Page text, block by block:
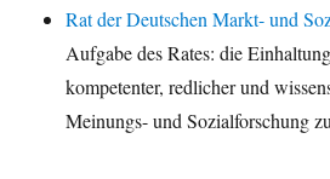
Rat der Deutschen Markt- und
Aufgabe des Rates: die
kompetenter, redlicher und
Meinungs- und Sozialforschung